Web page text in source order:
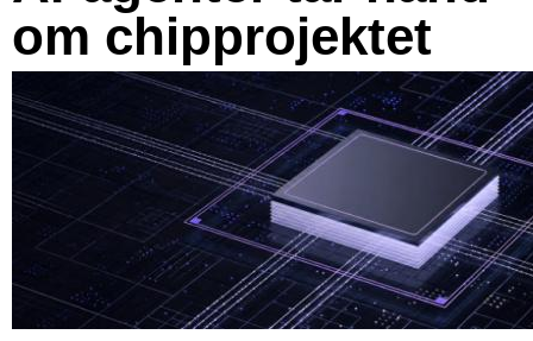
om chipprojektet